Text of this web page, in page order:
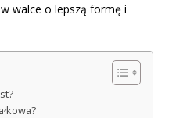
walce o lepszą formę i